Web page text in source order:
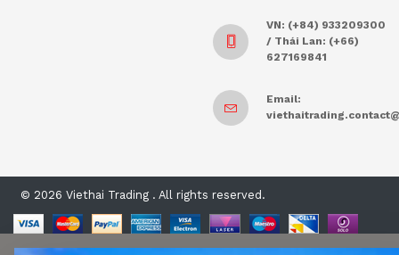
VN: (+84) 933209300
/ Thái Lan: (+66)
627169841
Email:
© 2026 Viethai Trading . All rights reserved.